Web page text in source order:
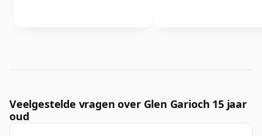
Veelgestelde vragen over Glen Garioch 15 jaar
oud